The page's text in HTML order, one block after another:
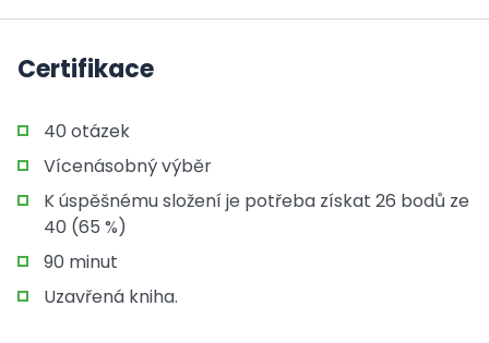
Certifikace
40 otázek
Vícenásobný výběr
K úspěšnému složení je potřeba získat 26 bodů ze
40 (65 %)
90 minut
Uzavřená kniha.